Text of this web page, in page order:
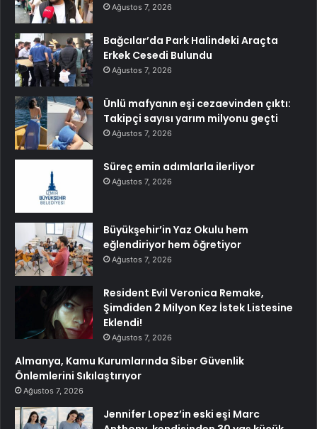
Ağustos 7, 2026
Bağcılar’da Park Halindeki Araçta
Erkek Cesedi Bulundu
Ağustos 7, 2026
Ünlü mafyanın eşi cezaevinden çıktı:
Takipçi sayısı yarım milyonu geçti
Ağustos 7, 2026
Süreç emin adımlarla ilerliyor
Ağustos 7, 2026
Büyükşehir’in Yaz Okulu hem
eğlendiriyor hem öğretiyor
Ağustos 7, 2026
Resident Evil Veronica Remake,
Şimdiden 2 Milyon Kez İstek Listesine
Eklendi!
Ağustos 7, 2026
Almanya, Kamu Kurumlarında Siber Güvenlik
Önlemlerini Sıkılaştırıyor
Ağustos 7, 2026
Jennifer Lopez’in eski eşi Marc